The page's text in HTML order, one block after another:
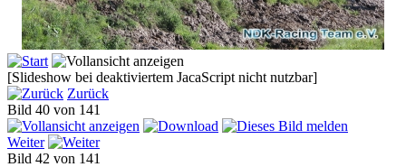
[Slideshow bei deaktiviertem JacaScript nicht nutzbar]
Zurück
Bild 40 von 141
Weiter
Bild 42 von 141